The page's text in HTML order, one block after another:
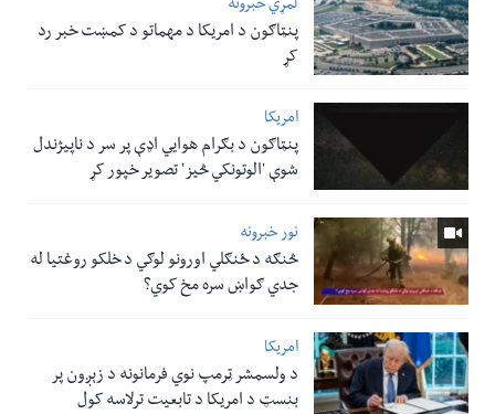
لمړي خبرونه
پنټاګون د امریکا د مهماتو د کمښت خبر رد
کړ
امریکا
پنټاګون د بګرام هوایي اډې پر سر د ناپيژندل
شوې 'الوتونکي څيز' تصویر خپور کړ
نور خبرونه
څنګه د ځنګلي اورونو لوګي د خلکو روغتیا له
جدي ګواښ سره مخ کوي؟
امریکا
د ولسمشر ټرمپ نوي فرمانونه د زېږون پر
بنسټ د امریکا د تابعیت ترلاسه کول